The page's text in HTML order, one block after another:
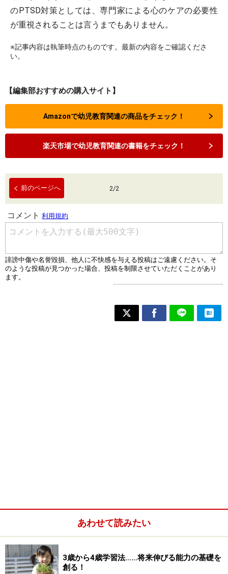
のPTSD対策としては、専門家による心のケアの必要性
が重視されることは言うまでもありません。
※記事内容は執筆時点のものです。最新の内容をご確認くださ
い。
【編集部おすすめの購入サイト】
Amazonで幼児教育関連の商品をチェック！
楽天市場で幼児教育関連の書籍をチェック！
前のページへ 2/2
あわせて読みたい
3歳から4歳学習法……将来伸びる能力の基礎を
創る！